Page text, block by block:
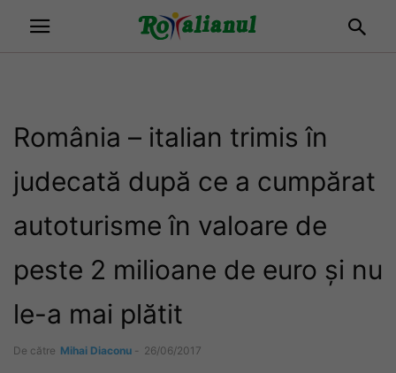
România – italian trimis în
judecată după ce a cumpărat
autoturisme în valoare de
peste 2 milioane de euro și nu
le-a mai plătit
De către Mihai Diaconu - 26/06/2017